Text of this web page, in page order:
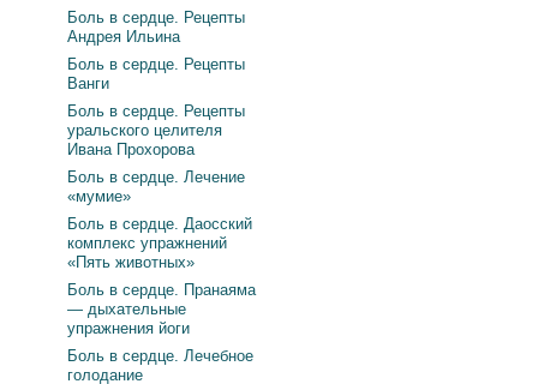
Боль в сердце. Рецепты
Андрея Ильина
Боль в сердце. Рецепты
Ванги
Боль в сердце. Рецепты
уральского целителя
Ивана Прохорова
Боль в сердце. Лечение
«мумие»
Боль в сердце. Даосский
комплекс упражнений
«Пять животных»
Боль в сердце. Пранаяма
— дыхательные
упражнения йоги
Боль в сердце. Лечебное
голодание